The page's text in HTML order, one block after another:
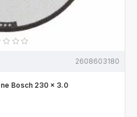
2608603180
Bosch 230 x 3.0